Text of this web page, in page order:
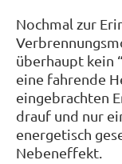
Nochmal zur
überhaupt kein
eine fahrende
eingebrachten
drauf und nur
energetisch
Nebeneffekt.